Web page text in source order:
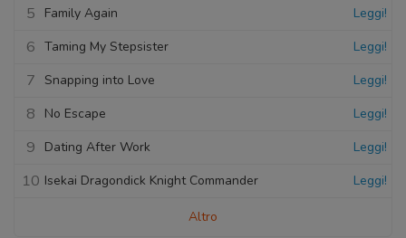
5 Family Again Leggi!
6 Taming My Stepsister Leggi!
7 Snapping into Love Leggi!
8 No Escape Leggi!
9 Dating After Work Leggi!
10 Isekai Dragondick Knight Commander Leggi!
Altro